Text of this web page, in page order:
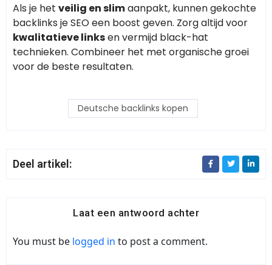
Als je het veilig en slimaanpakt, kunnen gekochte
backlinks je SEO een boost geven. Zorg altijd voor
kwalitatieve linksen vermijd black-hat
technieken. Combineer het met organische groei
voor de beste resultaten.
Deutsche backlinks kopen
Deel artikel:
Laat een antwoord achter
You must be logged in to post a comment.